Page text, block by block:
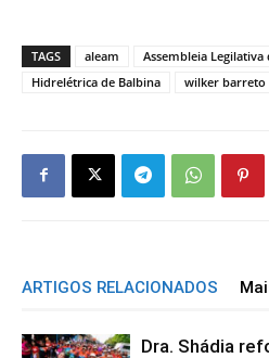
TAGS aleam Assembleia Legilativa
Hidrelétrica de Balbina
wilker barreto
ARTIGOS RELACIONADOS
Dra. Shádia